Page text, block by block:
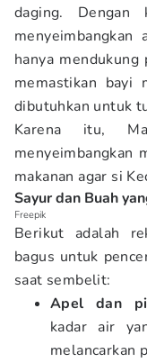
daging. Dengan
hanya
memastikan bayi
dibutuhkan untuk
Karena itu,
menyeimbangkan
makanan agar si
Sayur dan Buah
Freepik
Berikut adalah
bagus untuk
saat sembelit:
Apel dan
kadar air
melancarkan